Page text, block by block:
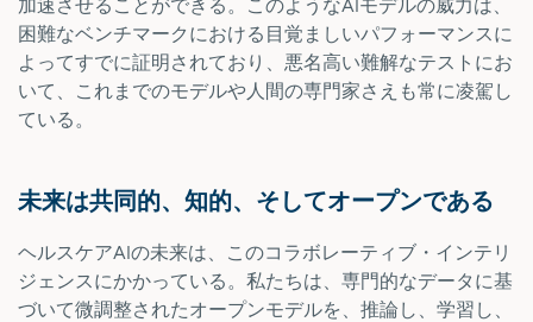
加速させることができる。このようなAIモデルの威力は、
困難なベンチマークにおける目覚ましいパフォーマンスに
よってすでに証明されており、悪名高い難解なテストにお
いて、これまでのモデルや人間の専門家さえも常に凌駕し
ている。
未来は共同的、知的、そしてオープンである
ヘルスケアAIの未来は、このコラボレーティブ・インテリ
ジェンスにかかっている。私たちは、専門的なデータに基
づいて微調整されたオープンモデルを、推論し、学習し、